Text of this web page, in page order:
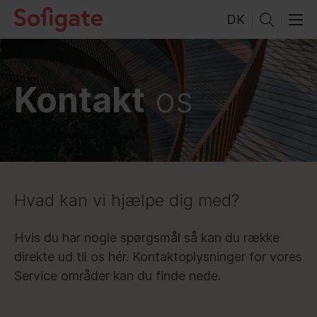
Skip
DK
Kontaktos
Hvad kan vi hjælpe dig med?
Hvis du har nogle spørgsmål så kan du række
direkte ud til os hér. Kontaktoplysninger for vores
Service områder kan du finde nede.